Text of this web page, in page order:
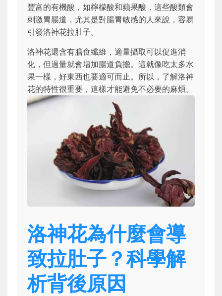
豐富的有機酸，如檸檬酸和蘋果酸，這些酸類會
刺激胃腸道，尤其是對腸胃敏感的人來說，容易
引發洛神花拉肚子。
洛神花還含有膳食纖維，適量攝取可以促進消
化，但過量就會增加腸道負擔。這就像吃太多水
果一樣，好東西也要適可而止。所以，了解洛神
花的特性很重要，這樣才能避免不必要的麻煩。
洛神花為什麼會導
致拉肚子？科學解
析背後原因